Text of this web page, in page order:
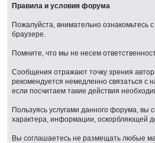
Правила и условия форума
Пожалуйста, внимательно
браузере.
Помните, что мы не несем
Сообщения отражают точку зрения
рекомендуется немедленно связаться с
если посчитаем такие действия
Пользуясь услугами данного форума,
характера, информации, оскорбляющей
Вы соглашаетесь не размещать любые